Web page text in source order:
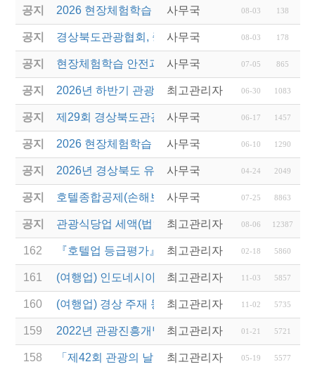
공지 2026 현장체험학습 안전과정(신규. 재강습) 교육 성
사무국 08-03 138
공지 경상북도관광협회, 중국 단동 해외여행상품 개발 팸
사무국 08-03 178
공지 현장체험학습 안전과정(신규/재강습) 안내
사무국 07-05 865
공지 2026년 하반기 관광진흥개발기금 융자 시행 안내
최고관리자 06-30 1083
공지 제29회 경상북도관광기념품공모전 개최
사무국 06-17 1457
공지 2026 현장체험학습 안전과정(신규.재강습)
사무국 06-10 1290
공지 2026년 경상북도 유니크베뉴를 활용한 MICE행사
사무국 04-24 2049
공지 호텔종합공제(손해보험) 서비스 안내
사무국 07-25 8863
공지 관광식당업 세액(법인세 및 소득세)감면 제도 안내
최고관리자 08-06 12387
162 『호텔업 등급평가』 평가요원 선발 안내
최고관리자 02-18 5860
161 (여행업) 인도네시아 발리 & 덴파사르 지역 세일즈
최고관리자 11-03 5857
160 (여행업) 경상 주재 몽골영사관 비자센터 개관 안내
최고관리자 11-02 5735
159 2022년 관광진흥개발기금 신용보증부 운영자금 특
최고관리자 01-21 5721
158 「제42회 관광의 날 기념식」개최(최초게시일
최고관리자 05-19 5577